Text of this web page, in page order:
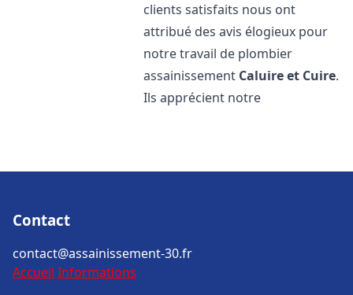
clients satisfaits nous ont
attribué des avis élogieux pour
notre travail de plombier
assainissement Caluire et Cuire.
Ils apprécient notre
Contact
contact@assainissement-30.fr
Accueil Informations